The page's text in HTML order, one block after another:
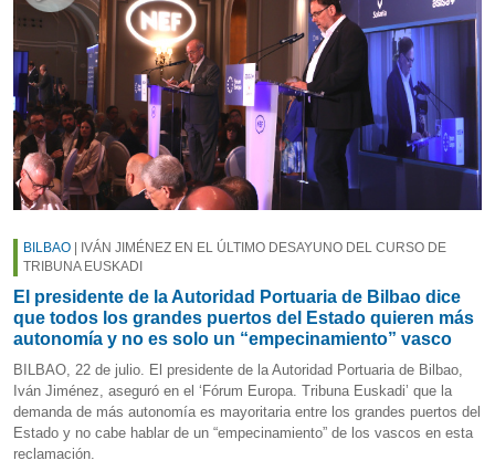
BILBAO | IVÁN JIMÉNEZ EN EL ÚLTIMO DESAYUNO DEL CURSO DE
TRIBUNA EUSKADI
El presidente de la Autoridad Portuaria de Bilbao dice
que todos los grandes puertos del Estado quieren más
autonomía y no es solo un “empecinamiento” vasco
BILBAO, 22 de julio. El presidente de la Autoridad Portuaria de Bilbao,
Iván Jiménez, aseguró en el ‘Fórum Europa. Tribuna Euskadi’ que la
demanda de más autonomía es mayoritaria entre los grandes puertos del
Estado y no cabe hablar de un “empecinamiento” de los vascos en esta
reclamación.